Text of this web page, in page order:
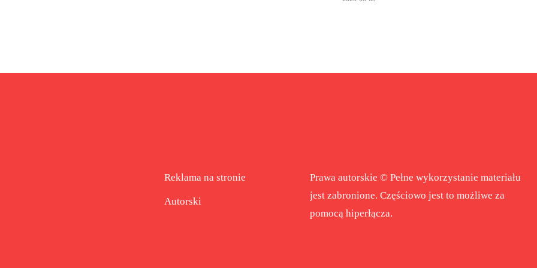
Reklama na stronie
Autorski
Prawa autorskie © Pełne wykorzystanie materiału
jest zabronione. Częściowo jest to możliwe za
pomocą hiperłącza.